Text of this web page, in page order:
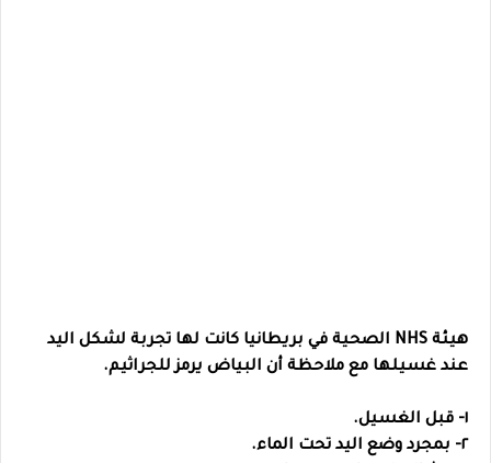
هيئة NHS الصحية في بريطانيا كانت لها تجربة لشكل اليد
عند غسيلها مع ملاحظة أن البياض يرمز للجراثيم.
١- قبل الغسيل.
٢- بمجرد وضع اليد تحت الماء.